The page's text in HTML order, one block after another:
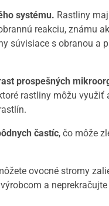
systému. Rastliny
reakciu, známu
súvisiace s obranou a
prospešných
rastliny môžu využiť
častíc, čo môže
ovocné stromy
a